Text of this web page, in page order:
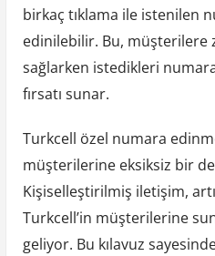
birkaç tıklama ile istenilen
edinilebilir. Bu, müşterilere
sağlarken istedikleri
fırsatı sunar.
Turkcell özel numara
müşterilerine eksiksiz bir
Kişiselleştirilmiş iletişim,
Turkcell’in müşterilerine
geliyor. Bu kılavuz